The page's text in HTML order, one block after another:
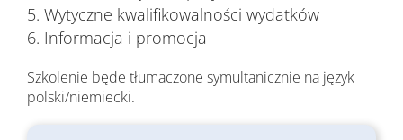
Wytyczne kwalifikowalności wydatków
Informacja i promocja
Szkolenie będe tłumaczone symultanicznie na język
polski/niemiecki.